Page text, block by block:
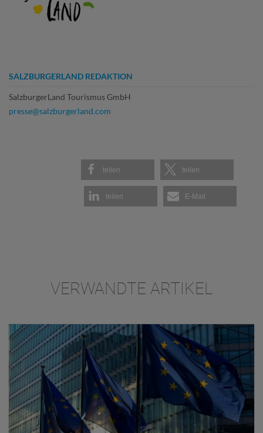
SALZBURGERLAND REDAKTION
SalzburgerLand Tourismus GmbH
presse@salzburgerland.com
teilen teilen
teilen E-Mail
VERWANDTE ARTIKEL